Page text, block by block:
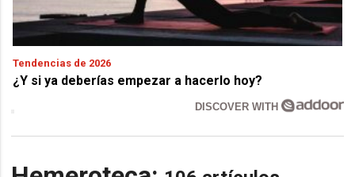
Tendencias de 2026
¿Y si ya deberías empezar a hacerlo hoy?
DISCOVER WITH